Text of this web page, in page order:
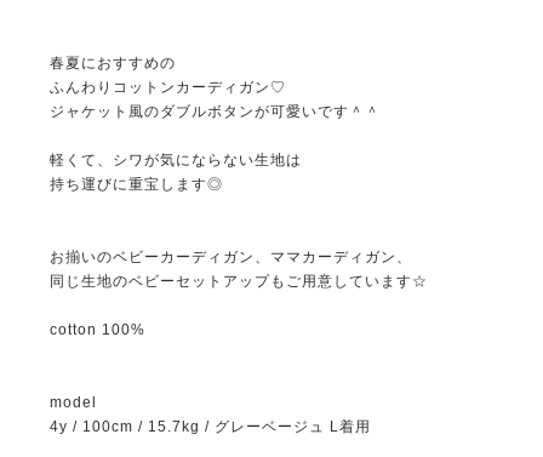
春夏におすすめの
ふんわりコットンカーディガン♡
ジャケット風のダブルボタンが可愛いです＾＾
軽くて、シワが気にならない生地は
持ち運びに重宝します◎
お揃いのベビーカーディガン、ママカーディガン、
同じ生地のベビーセットアップもご用意しています☆
cotton 100%
model
4y / 100cm / 15.7kg / グレーベージュ L着用